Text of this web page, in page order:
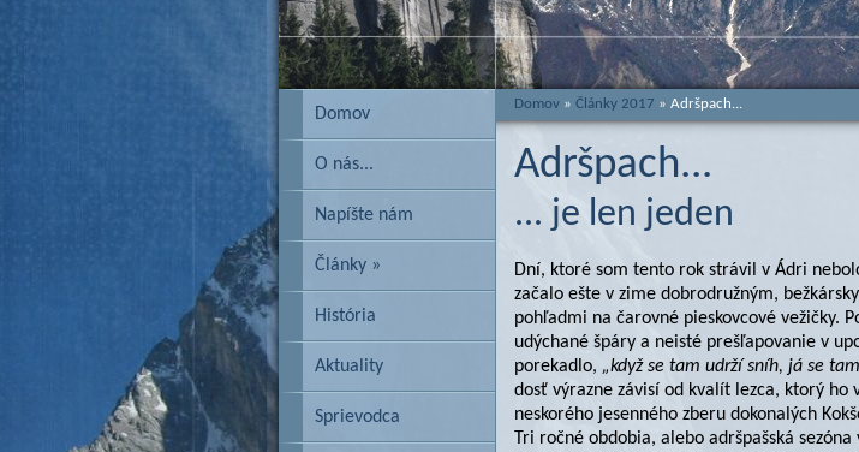
Domov
O nás...
Napíšte nám
Články »
História
Aktuality
Sprievodca
Domov » Články 2017 » Adršpach...
Adršpach...
... je len jeden
Dní, ktoré som tento rok strávil v Ádri
začalo ešte v zime dobrodružným,
pohľadmi na čarovné pieskovcové vežičky.
udýchané špáry a neisté prešľapovanie v
porekadlo, „když se tam udrží sníh, já se
dosť výrazne závisí od kvalít lezca, ktorý ho
neskorého jesenného zberu dokonalých
Tri ročné obdobia, alebo adršpašská